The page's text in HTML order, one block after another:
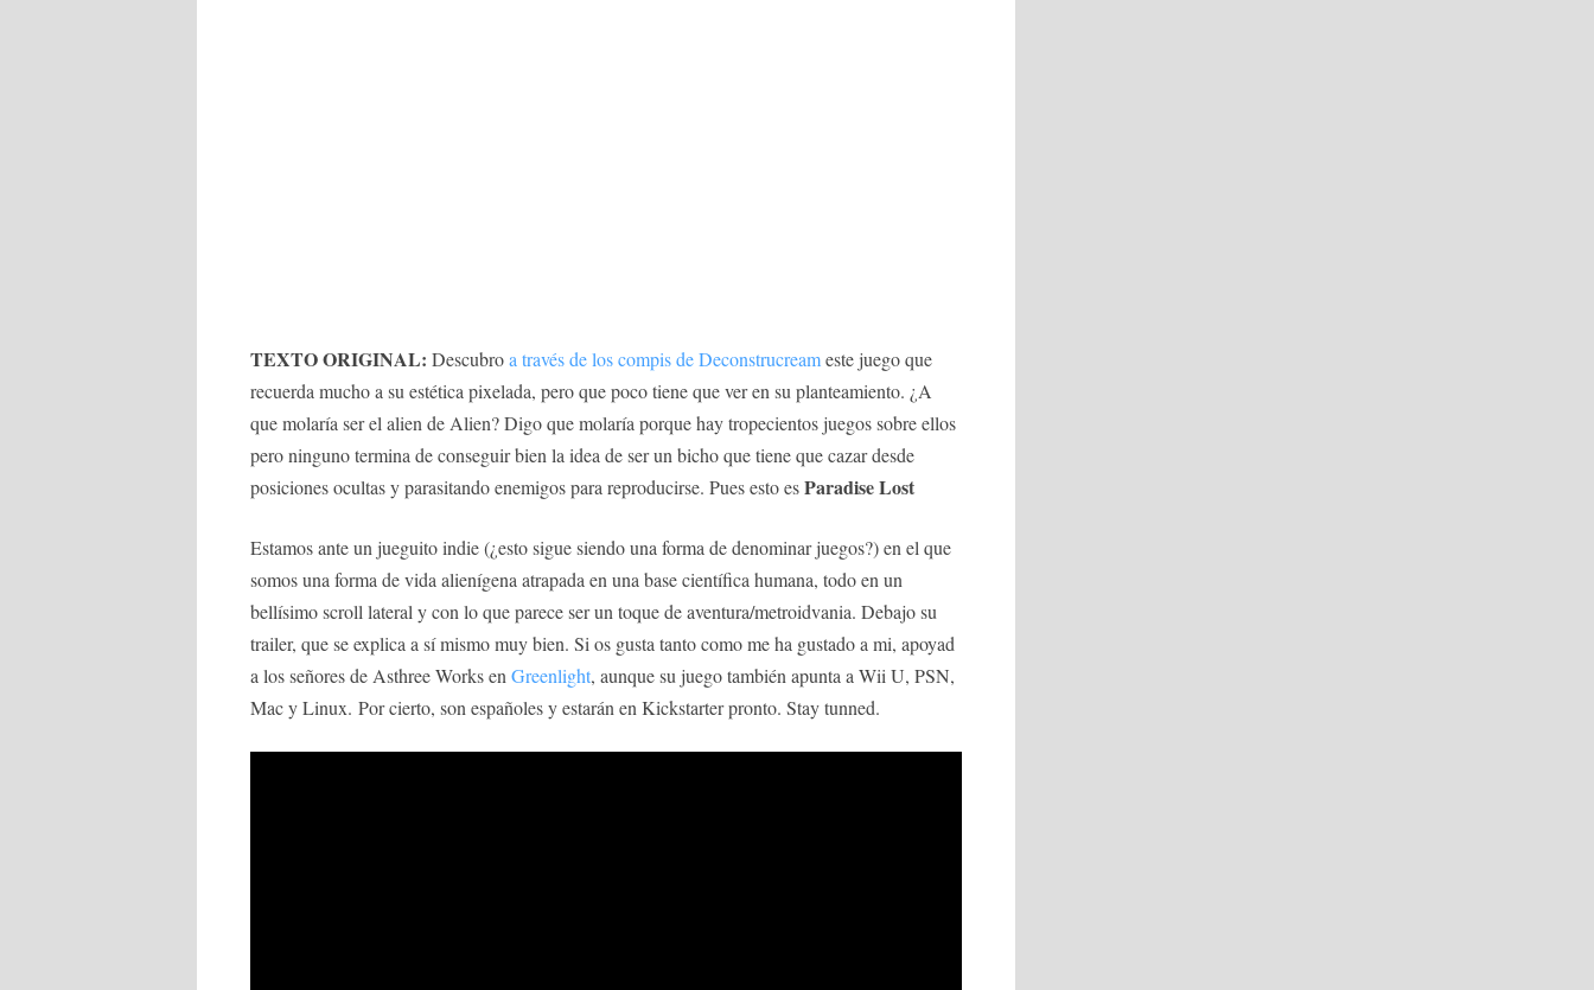
TEXTO ORIGINAL: Descubroa través de los compis de Deconstrucreameste juego que
recuerda mucho a su estética pixelada, pero que poco tiene que ver en su planteamiento. ¿A
que molaría ser el alien de Alien? Digo que molaría porque hay tropecientos juegos sobre ellos
pero ninguno termina de conseguir bien la idea de ser un bicho que tiene que cazar desde
posiciones ocultas y parasitando enemigos para reproducirse. Pues esto esParadise Lost
Estamos ante un jueguito indie (¿esto sigue siendo una forma de denominar juegos?) en el que
somos una forma de vida alienígena atrapada en una base científica humana, todo en un
bellísimo scroll lateral y con lo que parece ser un toque de aventura/metroidvania. Debajo su
trailer, que se explica a sí mismo muy bien. Si os gusta tanto como me ha gustado a mi, apoyad
a los señores de Asthree Works enGreenlight, aunque su juego también apunta a Wii U, PSN,
Mac y Linux. Por cierto, son españoles y estarán en Kickstarter pronto. Stay tunned.